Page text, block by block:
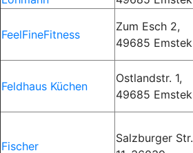
FeelFineFitness
Zum Esch 2,
49685 Emstek
Feldhaus Küchen
Ostlandstr. 1,
49685 Emstek
Fischer
Salzburger Str.